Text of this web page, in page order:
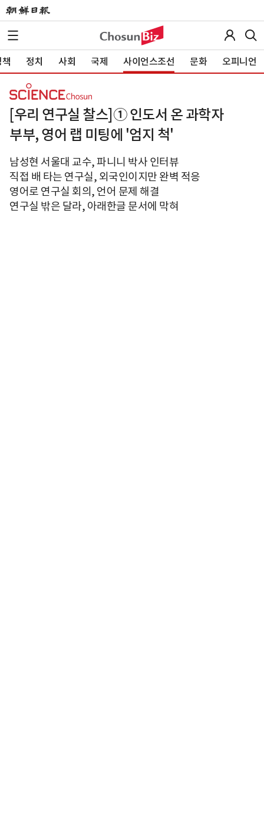
정치 사회 국제 사이언스조선 문화 오피니언
[우리 연구실 찰스]① 인도서 온 과학자
부부, 영어 랩 미팅에 '엄지 척'
남성현 서울대 교수, 파니니 박사 인터뷰
직접 배 타는 연구실, 외국인이지만 완벽 적응
영어로 연구실 회의, 언어 문제 해결
연구실 밖은 달라, 아래한글 문서에 막혀